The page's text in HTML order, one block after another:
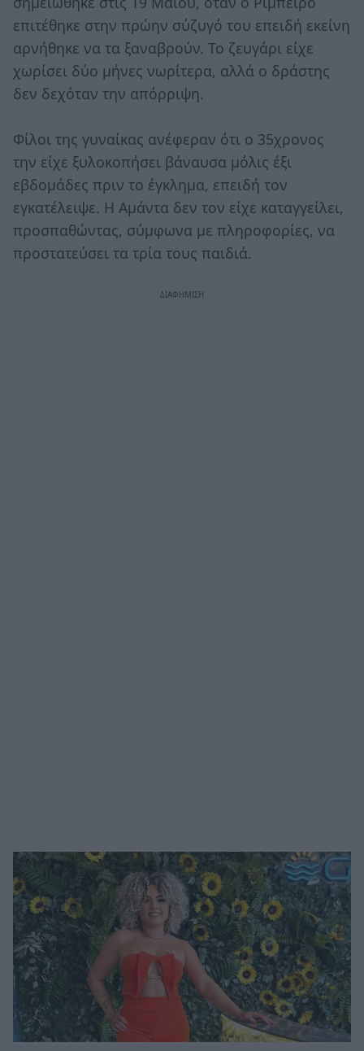
επιτέθηκε στην πρώην σύζυγό του επειδή εκείνη
αρνήθηκε να τα ξαναβρούν. Το ζευγάρι είχε
χωρίσει δύο μήνες νωρίτερα, αλλά ο δράστης
δεν δεχόταν την απόρριψη.
Φίλοι της γυναίκας ανέφεραν ότι ο 35χρονος
την είχε ξυλοκοπήσει βάναυσα μόλις έξι
εβδομάδες πριν το έγκλημα, επειδή τον
εγκατέλειψε. Η Αμάντα δεν τον είχε καταγγείλει,
προσπαθώντας, σύμφωνα με πληροφορίες, να
προστατεύσει τα τρία τους παιδιά.